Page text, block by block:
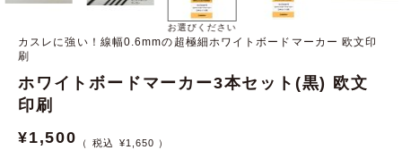
お選びください
カスレに強い！線幅0.6mmの超極細ホワイトボードマーカー 欧文印
刷
ホワイトボードマーカー3本セット(黒) 欧文
印刷
¥1,500 ¥1,650